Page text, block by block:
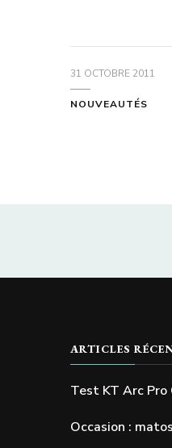
31 OCTOBRE 2011
NOUVEAUTÉS
ARTICLES
Test KT Arc Pro
Occasion :